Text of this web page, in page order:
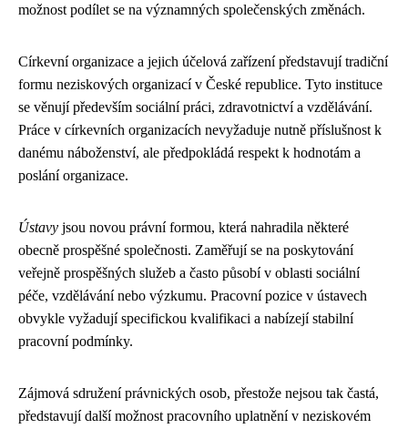
možnost podílet se na významných společenských změnách.
Církevní organizace a jejich účelová zařízení představují tradiční
formu neziskových organizací v České republice. Tyto instituce
se věnují především sociální práci, zdravotnictví a vzdělávání.
Práce v církevních organizacích nevyžaduje nutně příslušnost k
danému náboženství, ale předpokládá respekt k hodnotám a
poslání organizace.
Ústavy jsou novou právní formou, která nahradila některé
obecně prospěšné společnosti. Zaměřují se na poskytování
veřejně prospěšných služeb a často působí v oblasti sociální
péče, vzdělávání nebo výzkumu. Pracovní pozice v ústavech
obvykle vyžadují specifickou kvalifikaci a nabízejí stabilní
pracovní podmínky.
Zájmová sdružení právnických osob, přestože nejsou tak častá,
představují další možnost pracovního uplatnění v neziskovém